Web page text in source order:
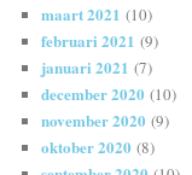
maart 2021 (10)
februari 2021 (9)
januari 2021 (7)
december 2020 (10)
november 2020 (9)
oktober 2020 (8)